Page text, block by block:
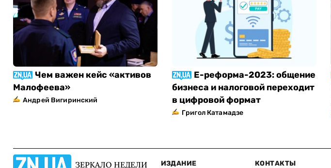
Чем важен кейс «активов
Малофеева»
Андрей Вигиринский
Е-реформа-2023: общение
бизнеса и налоговой переходит
в цифровой формат
Григол Катамадзе
ЗЕРКАЛО НЕДЕЛИ ИЗДАНИЕ КОНТАКТЫ